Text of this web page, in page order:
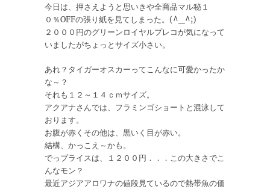
今日は、押さえようと思いきや全商品マル秘１
０％OFFの張り紙を見てしまった。(^_^;)
２０００円のグリーンロイヤルプレコが気になって
いましたがちょっとサイズ小さい。
あれ？タイガーオスカーってこんなに可愛かったか
な～？
それも１２～１４ｃｍサイズ。
アクアナさんでは、フラミンゴショートと混泳して
おります。
お腹が赤くその他は、黒いく目が赤い。
結構、かっこえ～かも。
でっプライスは、１２００円．．．この大きさでこ
んなモン？
最近アジアアロワナの値段見ているので熱帯魚の価